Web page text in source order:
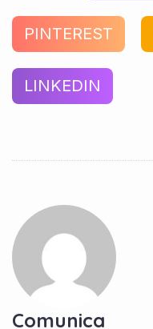
PINTEREST
LINKEDIN
Comunica